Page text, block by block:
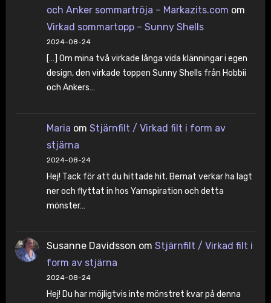
och Anker sommartröja – Markazits.com om
Virkad sommartopp – Sunny Shells
2024-08-24
[…] Om mina två virkade långa vida klänningar i egen
design, den virkade toppen Sunny Shells från Hobbii
och Ankers…
Maria om Stjärnfilt / Virkad filt i form av
stjärna
2024-08-24
Hej! Tack för att du hittade hit. Bernat verkar ha lagt
ner och flyttat in hos Yarnspiration och detta
mönster…
Susanne Davidsson om Stjärnfilt / Virkad filt i
form av stjärna
2024-08-24
Hej! Du har möjligtvis inte mönstret kvar på denna